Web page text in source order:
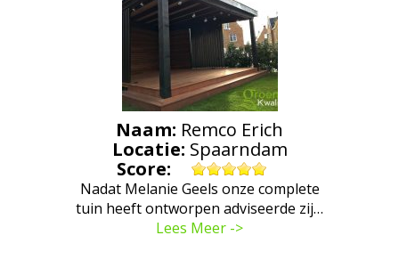
Naam: Remco Erich
Locatie: Spaarndam
Score:
Nadat Melanie Geels onze complete
tuin heeft ontworpen adviseerde zij…
Lees Meer ->